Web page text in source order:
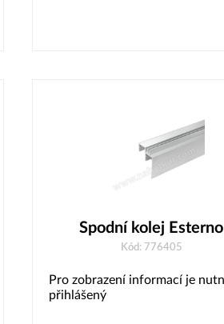
Spodní kolej Esterno
Kód: 776405
Pro zobrazení informací je
přihlášený